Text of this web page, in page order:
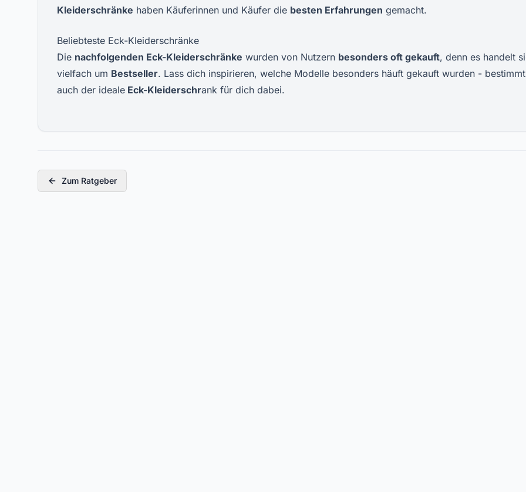
Kleiderschränke haben Käuferinnen und Käufer die besten Erfahrungen gemacht.
Beliebteste Eck-Kleiderschränke
Die nachfolgenden Eck-Kleiderschränke wurden von Nutzern besonders oft gekauft, denn es handelt
vielfach um Bestseller. Lass dich inspirieren, welche Modelle besonders häuft gekauft wurden -
auch der ideale Eck-Kleiderschrank für dich dabei.
Zum Ratgeber